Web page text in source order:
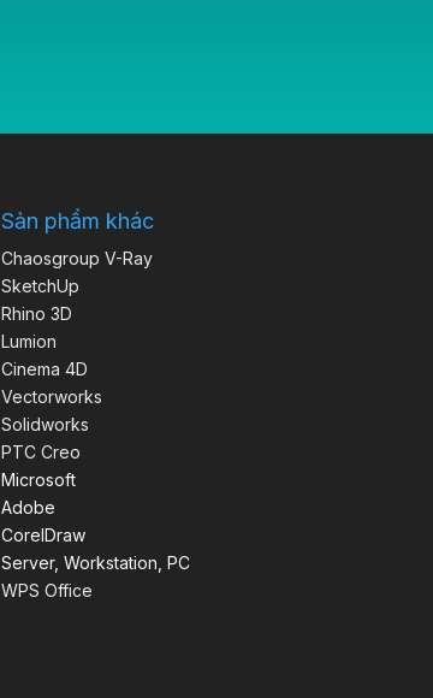
Sản phẩm khác
Chaosgroup V-Ray
SketchUp
Rhino 3D
Lumion
Cinema 4D
Vectorworks
Solidworks
PTC Creo
Microsoft
Adobe
CorelDraw
Server, Workstation, PC
WPS Office